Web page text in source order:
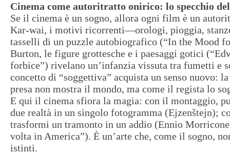
Cinema come autoritratto onirico: lo specchio
Se il cinema è un sogno, allora ogni film è un
Kar-wai, i motivi ricorrenti—orologi, pioggia,
tasselli di un puzzle autobiografico (“In the Mood
Burton, le figure grottesche e i paesaggi gotici
forbice”) rivelano un’infanzia vissuta tra fumetti e
concetto di “soggettiva” acquista un senso nuovo:
presa non mostra il mondo, ma come il regista lo
E qui il cinema sfiora la magia: con il montaggio,
due realtà in un singolo fotogramma (Ejzenštejn);
trasformi un tramonto in un addio (Ennio Morricone
volta in America”). È un’arte che, come il sogno,
istinti.